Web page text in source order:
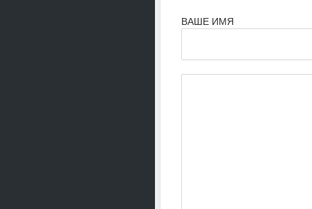
ВАШЕ ИМЯ